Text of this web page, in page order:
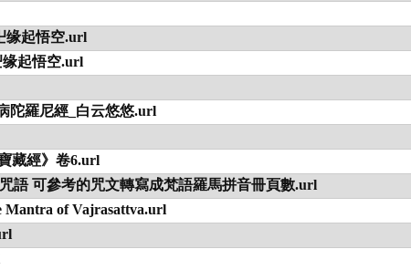
缘起悟空.url
起悟空.url
陀羅尼經_白云悠悠.url
藏經》卷6.url
語 可參考的咒文轉寫成梵語羅馬拼音冊頁數.url
of Vajrasattva.url